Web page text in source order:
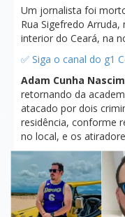
Um jornalista foi
Rua Sigefredo
interior do Ceará, na
✅ Siga o canal do g1
Adam Cunha
retornando da
atacado por dois
residência, conforme
no local, e os